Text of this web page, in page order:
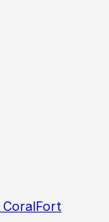
CoralFort